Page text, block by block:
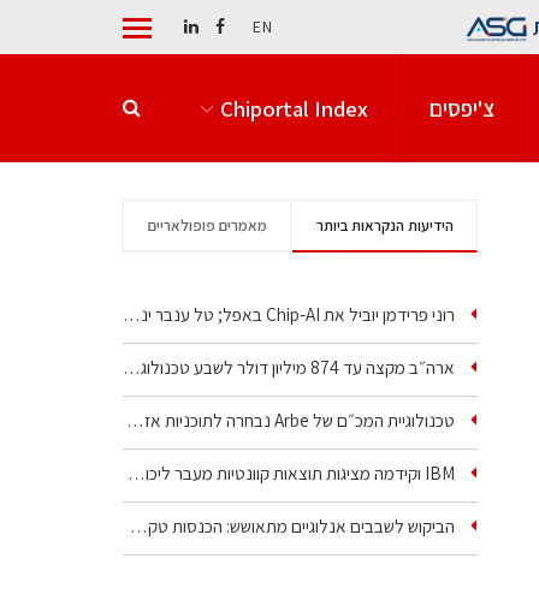
EN
צ'יפסים Chiportal Index
הידיעות הנקראות ביותר מאמרים פופולאריים
רוני פרידמן יוביל את Chip‑AI באפל; טל ענבר ינהל את…
ארה״ב מקצה עד 874 מיליון דולר לשבע טכנולוגיות שבבים…
טכנולוגיית המכ״ם של Arbe נבחרה לתוכניות אזרחיות וביטחוניות
IBM וקידמה מציגות תוצאות קוונטיות מעבר ליכולת…
הביקוש לשבבים אנלוגיים מתאושש: הכנסות טקסס…